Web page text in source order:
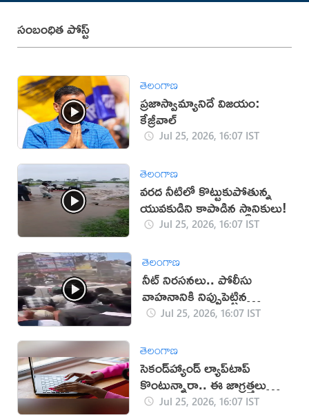
సంబంధిత పోస్ట్
తెలంగాణ
ప్రజాస్వామ్యానిదే విజయం:
కేజ్రీవాల్
Jul 25, 2026, 16:07 IST
తెలంగాణ
వరద నీటిలో కొట్టుకుపోతున్న
యువకుడిని కాపాడిన స్థానికులు!
Jul 25, 2026, 16:07 IST
తెలంగాణ
నీట్ నిరసనలు.. పోలీసు
వాహనానికి నిప్పుపెట్టిన
విద్యార్థులు!
Jul 25, 2026, 16:07 IST
తెలంగాణ
సెకండ్‌హ్యాండ్ ల్యాప్‌టాప్
కొంటున్నారా.. ఈ జాగ్రత్తలు
తప్పనిసరి!
Jul 25, 2026, 16:07 IST